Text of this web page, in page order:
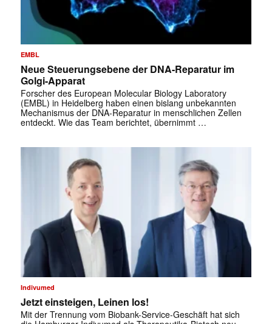
EMBL
Neue Steuerungsebene der DNA-Reparatur im
Golgi-Apparat
Forscher des European Molecular Biology Laboratory
(EMBL) in Heidelberg haben einen bislang unbekannten
Mechanismus der DNA-Reparatur in menschlichen Zellen
entdeckt. Wie das Team berichtet, übernimmt …
Indivumed
Jetzt einsteigen, Leinen los!
Mit der Trennung vom Biobank-Service-Geschäft hat sich